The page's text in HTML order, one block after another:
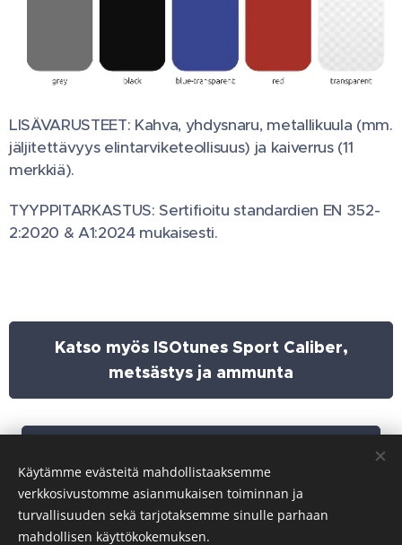
LISÄVARUSTEET: Kahva, yhdysnaru, metallikuula (mm.
jäljitettävyys elintarviketeollisuus) ja kaiverrus (11
merkkiä).
TYYPPITARKASTUS: Sertifioitu standardien EN 352-
2:2020 & A1:2024 mukaisesti.
Katso myös ISOtunes Sport Caliber,
metsästys ja ammunta
Käytämme evästeitä mahdollistaaksemme
verkkosivustomme asianmukaisen toiminnan ja
turvallisuuden sekä tarjotaksemme sinulle parhaan
mahdollisen käyttökokemuksen.